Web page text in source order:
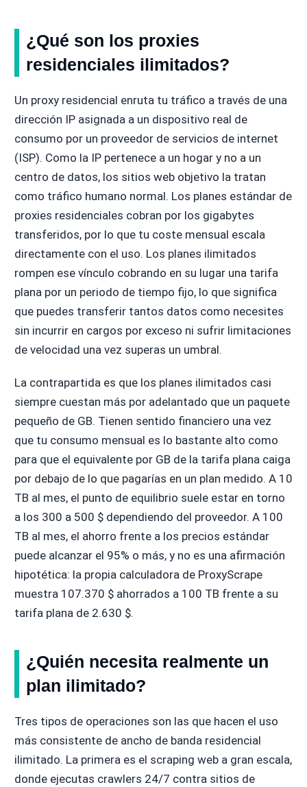
¿Qué son los proxies
residenciales ilimitados?
Un proxy residencial enruta tu tráfico a través de una
dirección IP asignada a un dispositivo real de
consumo por un proveedor de servicios de internet
(ISP). Como la IP pertenece a un hogar y no a un
centro de datos, los sitios web objetivo la tratan
como tráfico humano normal. Los planes estándar de
proxies residenciales cobran por los gigabytes
transferidos, por lo que tu coste mensual escala
directamente con el uso. Los planes ilimitados
rompen ese vínculo cobrando en su lugar una tarifa
plana por un periodo de tiempo fijo, lo que significa
que puedes transferir tantos datos como necesites
sin incurrir en cargos por exceso ni sufrir limitaciones
de velocidad una vez superas un umbral.
La contrapartida es que los planes ilimitados casi
siempre cuestan más por adelantado que un paquete
pequeño de GB. Tienen sentido financiero una vez
que tu consumo mensual es lo bastante alto como
para que el equivalente por GB de la tarifa plana caiga
por debajo de lo que pagarías en un plan medido. A 10
TB al mes, el punto de equilibrio suele estar en torno
a los 300 a 500 $ dependiendo del proveedor. A 100
TB al mes, el ahorro frente a los precios estándar
puede alcanzar el 95% o más, y no es una afirmación
hipotética: la propia calculadora de ProxyScrape
muestra 107.370 $ ahorrados a 100 TB frente a su
tarifa plana de 2.630 $.
¿Quién necesita realmente un
plan ilimitado?
Tres tipos de operaciones son las que hacen el uso
más consistente de ancho de banda residencial
ilimitado. La primera es el scraping web a gran escala,
donde ejecutas crawlers 24/7 contra sitios de